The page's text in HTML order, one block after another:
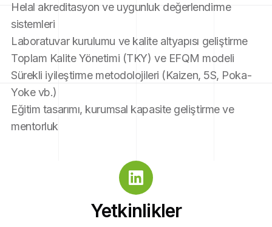
Helal akreditasyon ve uygunluk değerlendirme
sistemleri
Laboratuvar kurulumu ve kalite altyapısı geliştirme
Toplam Kalite Yönetimi (TKY) ve EFQM modeli
Sürekli iyileştirme metodolojileri (Kaizen, 5S, Poka-
Yoke vb.)
Eğitim tasarımı, kurumsal kapasite geliştirme ve
mentorluk
Yetkinlikler